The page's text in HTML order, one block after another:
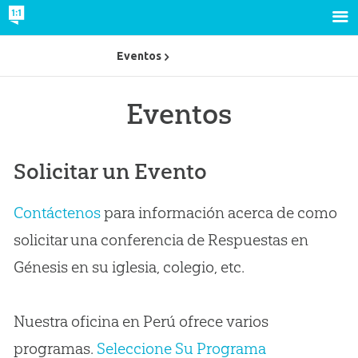
Eventos
Solicitar un Evento
Contáctenospara información acerca de como
solicitar una conferencia de Respuestas en
Génesis en su iglesia, colegio, etc.
Nuestra oficina en Perú ofrece varios
programas. Seleccione Su Programa
Eventos